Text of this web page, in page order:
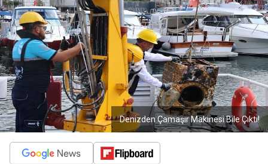
Denizden Çamaşır Makinesi Bile Çıktı!